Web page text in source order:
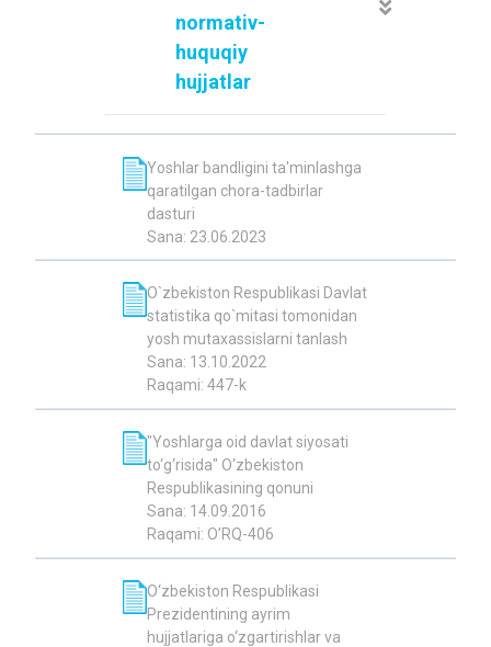
normativ-
huquqiy
hujjatlar
Yoshlar bandligini ta'minlashga
qaratilgan chora-tadbirlar
dasturi
Sana: 23.06.2023
O`zbekiston Respublikasi Davlat
statistika qo`mitasi tomonidan
yosh mutaxassislarni tanlash
Sana: 13.10.2022
Raqami: 447-k
"Yoshlarga oid davlat siyosati
to‘g‘risida" O‘zbekiston
Respublikasining qonuni
Sana: 14.09.2016
Raqami: O’RQ-406
O‘zbekiston Respublikasi
Prezidentining ayrim
hujjatlariga o‘zgartirishlar va